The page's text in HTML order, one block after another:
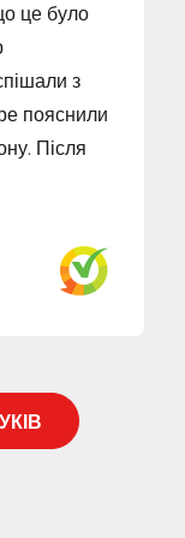
це було
з
пояснили
Після